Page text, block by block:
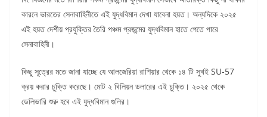
কারনে ভারতের সেনাবাহিনীতে এই যুদ্ধবিমান দেখা যাবেনা হয়ত। অন্যদিকে ২০২৫
এই হয়ত দেশীয় প্রযুক্তির তৈরি পঞ্চম প্রজন্মের যুদ্ধবিমান হাতে পেতে পারে
সেনাবাহিনী।
কিছু সূত্রের মতে জানা যাচ্ছে যে আলজেরিয়া রাশিয়ার থেকে ১৪ টি সুখই SU-57
ক্রয় করার চুক্তি করেছে। মোট ২ বিলিয়ন ডলারের এই চুক্তি। ২০২৫ থেকে
ডেলিভারি শুরু হবে এই যুদ্ধবিমান গুলির।